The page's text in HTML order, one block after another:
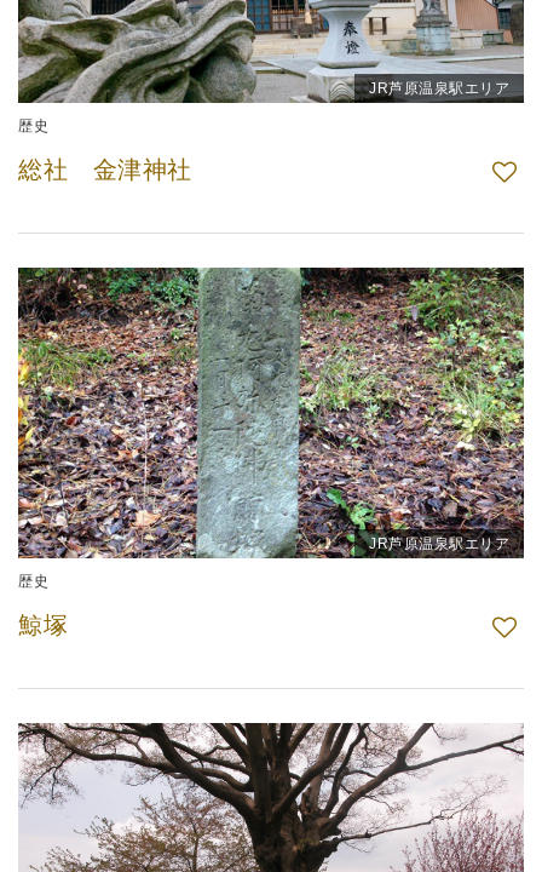
JR芦原温泉駅エリア
歴史
総社 金津神社
JR芦原温泉駅エリア
歴史
鯨塚